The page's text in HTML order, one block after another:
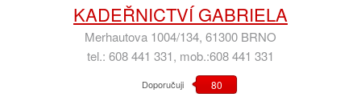
KADEŘNICTVÍ GABRIELA
Merhautova 1004/134, 61300 BRNO
tel.: 608 441 331, mob.:608 441 331
Doporučuji 80